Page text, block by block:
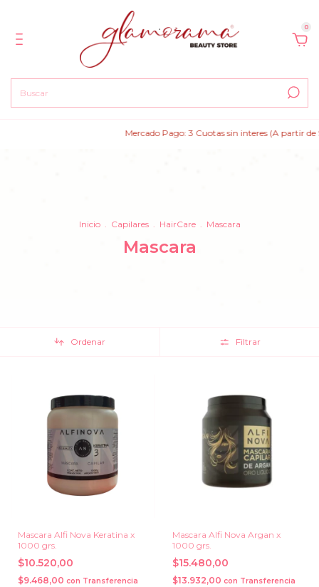
0
Mercado Pago: 3 Cuotas sin interes (A partir de
Inicio . Capilares . HairCare . Mascara
Mascara
Ordenar Filtrar
Mascara Alfi Nova Keratina x
1000 grs.
$10.520,00
$9.468,00 con Transferencia
Mascara Alfi Nova Argan x
1000 grs.
$15.480,00
$13.932,00 con Transferencia